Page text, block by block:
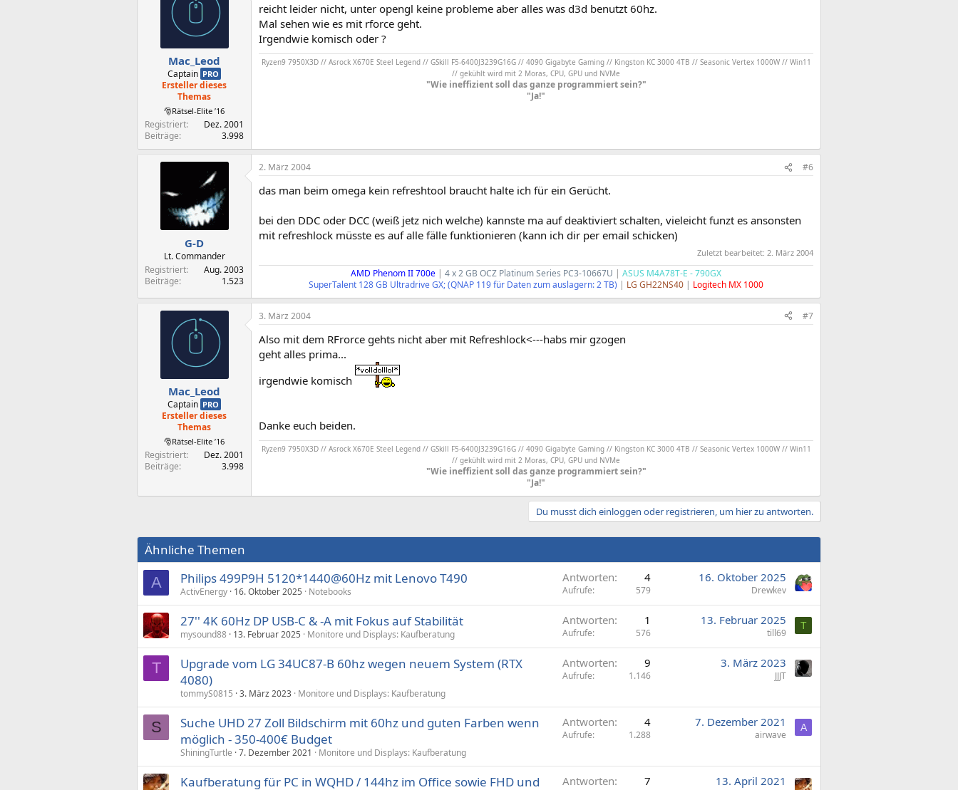
Mac_Leod
Captain PRO
Ersteller dieses
Themas
🎅Rätsel-Elite ’16
Registriert
Dez. 2001
Beiträge
3.998
reicht leider nicht, unter opengl keine probleme aber alles was d3d benutzt 60hz.
Mal sehen wie es mit rforce geht.
Irgendwie komisch oder ?
Ryzen9 7950X3D // Asrock X670E Steel Legend // GSkill F5-6400J3239G16G // 4090 Gigabyte Gaming // Kingston KC 3000 4TB // Seasonic Vertex 1000W // Win11
// gekühlt wird mit 2 Moras, CPU, GPU und NVMe
"Wie ineffizient soll das ganze programmiert sein?"
"Ja!"
G-D
Lt. Commander
Registriert
Aug. 2003
Beiträge
1.523
2. März 2004 #6
das man beim omega kein refreshtool braucht halte ich für ein Gerücht.
bei den DDC oder DCC (weiß jetz nich welche) kannste ma auf deaktiviert schalten, vieleicht funzt es ansonsten
mit refreshlock müsste es auf alle fälle funktionieren (kann ich dir per email schicken)
Zuletzt bearbeitet: 2. März 2004
AMD Phenom II 700e | 4 x 2 GB OCZ Platinum Series PC3-10667U | ASUS M4A78T-E - 790GX
SuperTalent 128 GB Ultradrive GX; (QNAP 119 für Daten zum auslagern: 2 TB) | LG GH22NS40 | Logitech MX 1000
Mac_Leod
Captain PRO
Ersteller dieses
Themas
🎅Rätsel-Elite ’16
Registriert
Dez. 2001
Beiträge
3.998
3. März 2004 #7
Also mit dem RFrorce gehts nicht aber mit Refreshlock<---habs mir gzogen
geht alles prima...
irgendwie komisch
Danke euch beiden.
Ryzen9 7950X3D // Asrock X670E Steel Legend // GSkill F5-6400J3239G16G // 4090 Gigabyte Gaming // Kingston KC 3000 4TB // Seasonic Vertex 1000W // Win11
// gekühlt wird mit 2 Moras, CPU, GPU und NVMe
"Wie ineffizient soll das ganze programmiert sein?"
"Ja!"
Du musst dich einloggen oder registrieren, um hier zu antworten.
Ähnliche Themen
A Philips 499P9H 5120*1440@60Hz mit Lenovo T490
ActivEnergy 16. Oktober 2025 Notebooks
Antworten 4
Aufrufe 579
16. Oktober 2025
Drewkev
27'' 4K 60Hz DP USB-C & -A mit Fokus auf Stabilität
mysound88 13. Februar 2025 Monitore und Displays: Kaufberatung
Antworten 1
Aufrufe 576
13. Februar 2025
till69
T
T
Upgrade vom LG 34UC87-B 60hz wegen neuem System (RTX
4080)
tommyS0815 3. März 2023 Monitore und Displays: Kaufberatung
Antworten 9
Aufrufe 1.146
3. März 2023
JJJT
S
Suche UHD 27 Zoll Bildschirm mit 60hz und guten Farben wenn
möglich - 350-400€ Budget
ShiningTurtle 7. Dezember 2021 Monitore und Displays: Kaufberatung
Antworten 4
Aufrufe 1.288
7. Dezember 2021
airwave
A
Kaufberatung für PC in WQHD / 144hz im Office sowie FHD und
Antworten 7 13. April 2021